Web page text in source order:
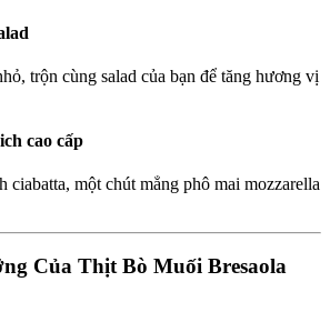
trộn cùng salad của bạn để tăng hương vị
cao cấp
ciabatta, một chút mẳng phô mai mozzarella
Của Thịt Bò Muối Bresaola